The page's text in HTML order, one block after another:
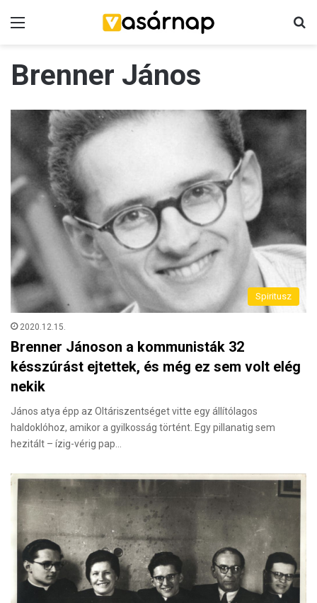
Brenner János
Spiritusz
2020.12.15.
Brenner Jánoson a kommunisták 32
késszúrást ejtettek, és még ez sem volt elég
nekik
János atya épp az Oltáriszentséget vitte egy állítólagos
haldoklóhoz, amikor a gyilkosság történt. Egy pillanatig sem
hezitált – ízig-vérig pap…